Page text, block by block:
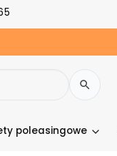
poleasingowe